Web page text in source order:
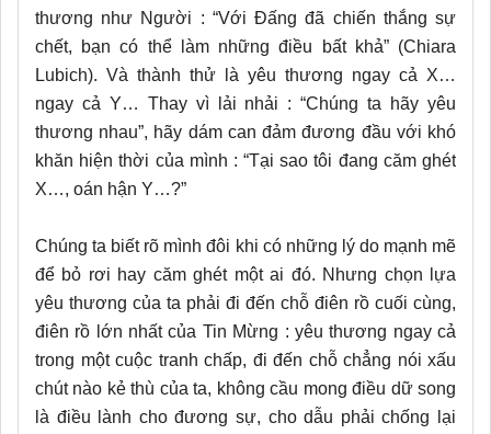
thương như Người : “Với Đấng đã chiến thắng sự
chết, bạn có thể làm những điều bất khả” (Chiara
Lubich). Và thành thử là yêu thương ngay cả X…
ngay cả Y… Thay vì lải nhải : “Chúng ta hãy yêu
thương nhau”, hãy dám can đảm đương đầu với khó
khăn hiện thời của mình : “Tại sao tôi đang căm ghét
X…, oán hận Y…?”
Chúng ta biết rõ mình đôi khi có những lý do mạnh mẽ
để bỏ rơi hay căm ghét một ai đó. Nhưng chọn lựa
yêu thương của ta phải đi đến chỗ điên rồ cuối cùng,
điên rồ lớn nhất của Tin Mừng : yêu thương ngay cả
trong một cuộc tranh chấp, đi đến chỗ chẳng nói xấu
chút nào kẻ thù của ta, không cầu mong điều dữ song
là điều lành cho đương sự, cho dẫu phải chống lại